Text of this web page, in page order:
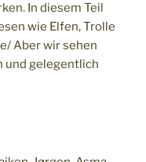
In diesem Teil
wie Elfen, Trolle
Aber wir sehen
und gelegentlich